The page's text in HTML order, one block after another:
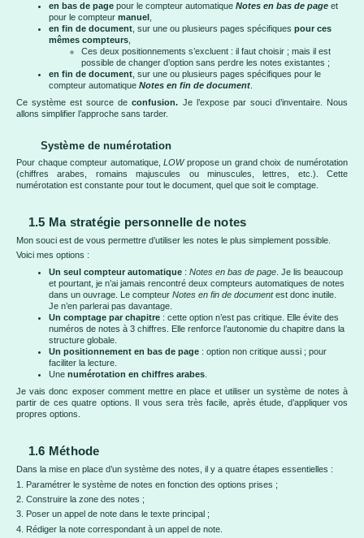
en bas de page pour le compteur automatique Notes en bas de page et
pour le compteur manuel
en fin de document , sur une ou plusieurs pages spécifiques pour ces
mêmes compteurs
Ces deux positionnements s’excluent : il faut choisir ; mais il est
possible de changer d’option sans perdre les notes existantes ;
en fin de document , sur une ou plusieurs pages spécifiques pour le
compteur automatique Notes en fin de document
Ce système est source deconfusion. Je l’expose par souci d’inventaire. Nous
allons simplifier l’approche sans tarder.
Système de numérotation
Pour chaque compteur automatique, LOWpropose un grand choix de numérotation
(chiffres arabes, romains majuscules ou minuscules, lettres, etc.). Cette
numérotation est constante pour tout le document, quel que soit le comptage.
1.5 Ma stratégie personnelle de notes
Mon souci est de vous permettre d’utiliser les notes le plus simplement possible.
Voici mes options :
Un seul compteur automatique : Notes en bas de page . Je lis beaucoup
et pourtant, je n’ai jamais rencontré deux compteurs automatiques de notes
dans un ouvrage. Le compteur Notes en fin de documentest donc inutile.
Je n’en parlerai pas davantage.
Un comptage par chapitre : cette option n’est pas critique. Elle évite des
numéros de notes à 3 chiffres. Elle renforce l’autonomie du chapitre dans la
structure globale.
Un positionnement en bas de page : option non critique aussi ; pour
faciliter la lecture.
Une numérotation en chiffres arabes
Je vais donc exposer comment mettre en place et utiliser un système de notes à
partir de ces quatre options. Il vous sera très facile, après étude, d’appliquer vos
propres options.
1.6 Méthode
Dans la mise en place d’un système des notes, il y a quatre étapes essentielles :
1. Paramétrer le système de notes en fonction des options prises ;
2. Construire la zone des notes ;
3. Poser un appel de note dans le texte principal ;
4. Rédiger la note correspondant à un appel de note.